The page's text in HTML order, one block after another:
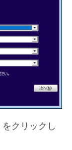
をクリックし